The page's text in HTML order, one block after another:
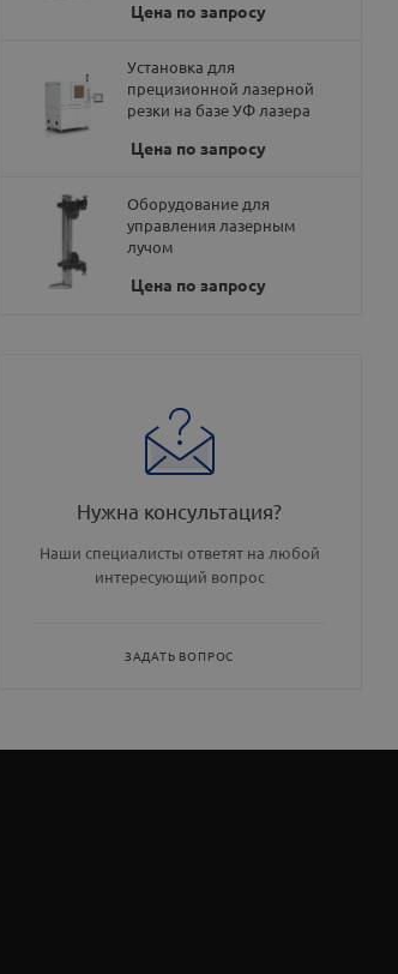
Цена по запросу
Установка для
прецизионной лазерной
резки на базе УФ лазера
Цена по запросу
Оборудование для
управления лазерным
лучом
Цена по запросу
Нужна консультация?
Наши специалисты ответят на любой
интересующий вопрос
ЗАДАТЬ ВОПРОС